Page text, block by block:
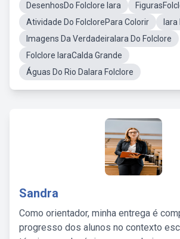
DesenhosDo Folclore Iara
Atividade Do FolclorePara Colorir
Imagens Da VerdadeiraIara Do Folclore
Folclore IaraCalda Grande
Águas Do Rio DaIara Folclore
Sandra
Como orientador, minha entrega é
progresso dos alunos no contexto